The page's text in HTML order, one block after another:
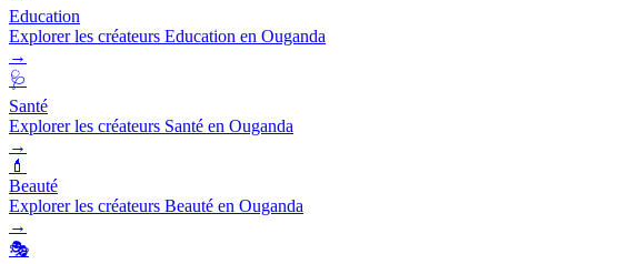
Education
Explorer les créateurs Education en Ouganda
→
🩺
Santé
Explorer les créateurs Santé en Ouganda
→
💄
Beauté
Explorer les créateurs Beauté en Ouganda
→
🎭